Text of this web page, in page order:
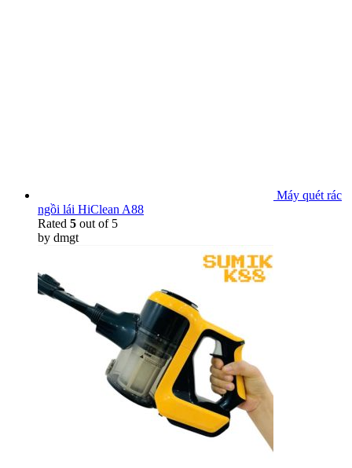
Máy quét rác
ngồi lái HiClean A88
Rated 5 out of 5
by dmgt